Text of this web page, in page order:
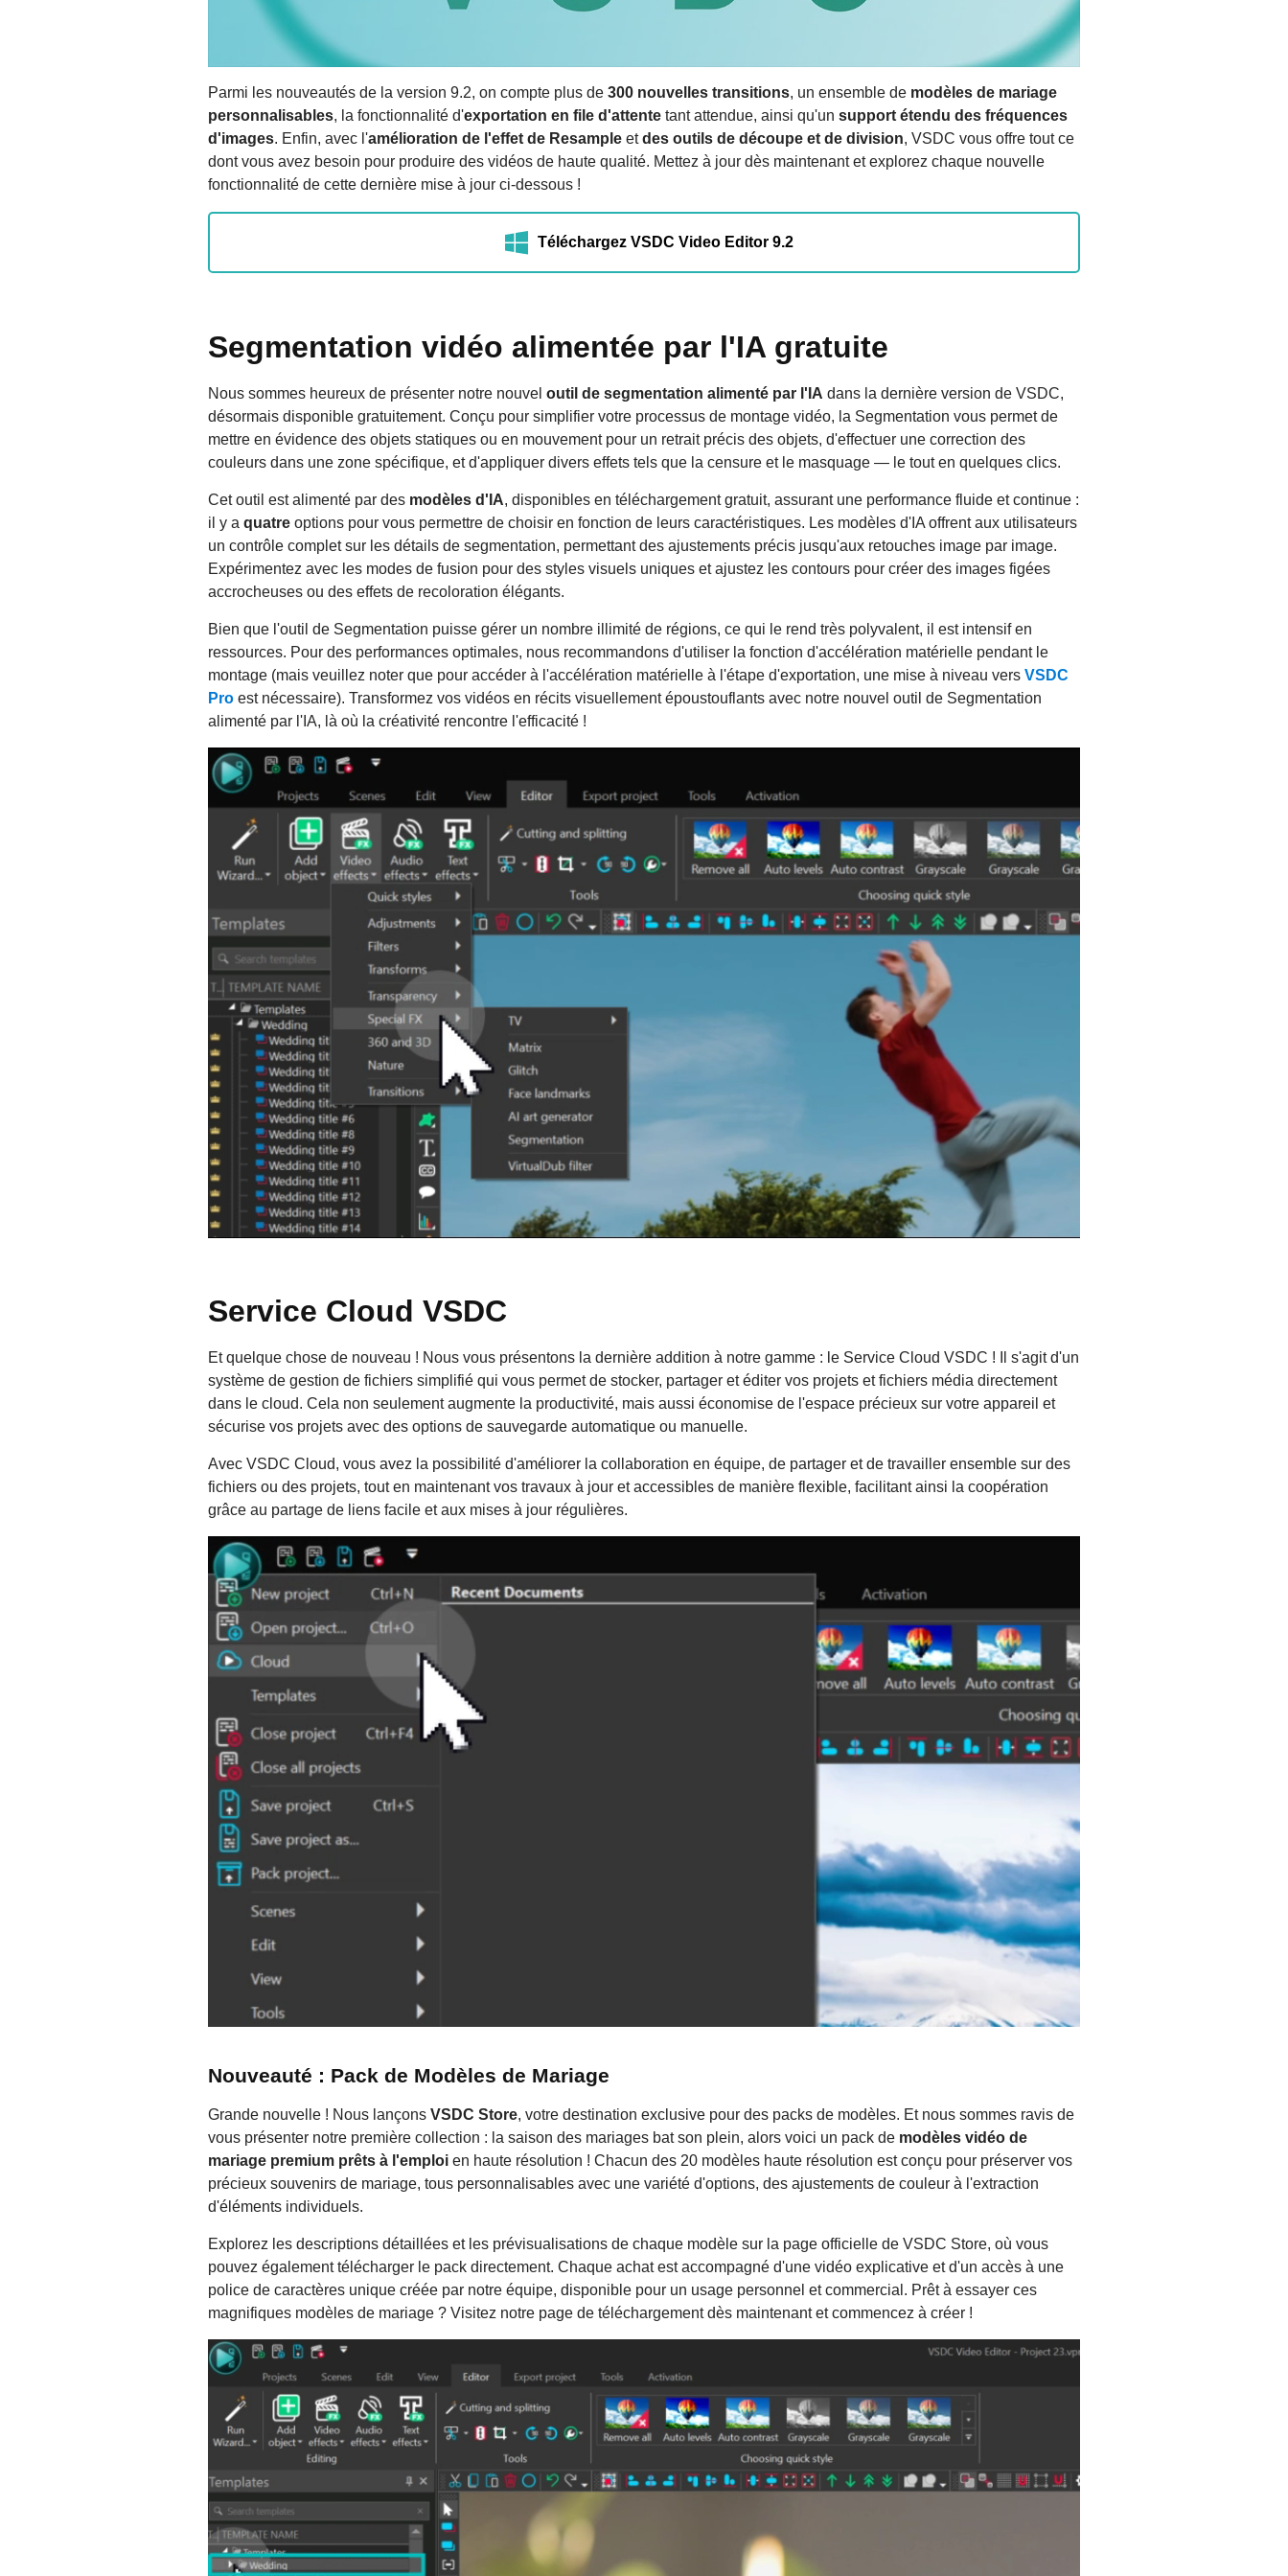
Parmi les nouveautés de la version 9.2, on compte plus de 300 nouvelles transitions, un ensemble de modèles de mariage
personnalisables, la fonctionnalité d'exportation en file d'attente tant attendue, ainsi qu'un support étendu des fréquences
d'images. Enfin, avec l'amélioration de l'effet de Resample etdes outils de découpe et de division, VSDC vous offre tout ce
dont vous avez besoin pour produire des vidéos de haute qualité. Mettez à jour dès maintenant et explorez chaque nouvelle
fonctionnalité de cette dernière mise à jour ci-dessous !
Téléchargez VSDC Video Editor 9.2
Segmentation vidéo alimentée par l'IA gratuite
Nous sommes heureux de présenter notre nouvel outil de segmentation alimenté par l'IA dans la dernière version de VSDC,
désormais disponible gratuitement. Conçu pour simplifier votre processus de montage vidéo, la Segmentation vous permet de
mettre en évidence des objets statiques ou en mouvement pour un retrait précis des objets, d'effectuer une correction des
couleurs dans une zone spécifique, et d'appliquer divers effets tels que la censure et le masquage — le tout en quelques clics.
Cet outil est alimenté par des modèles d'IA, disponibles en téléchargement gratuit, assurant une performance fluide et continue :
il y a quatre options pour vous permettre de choisir en fonction de leurs caractéristiques. Les modèles d'IA offrent aux utilisateurs
un contrôle complet sur les détails de segmentation, permettant des ajustements précis jusqu'aux retouches image par image.
Expérimentez avec les modes de fusion pour des styles visuels uniques et ajustez les contours pour créer des images figées
accrocheuses ou des effets de recoloration élégants.
Bien que l'outil de Segmentation puisse gérer un nombre illimité de régions, ce qui le rend très polyvalent, il est intensif en
ressources. Pour des performances optimales, nous recommandons d'utiliser la fonction d'accélération matérielle pendant le
montage (mais veuillez noter que pour accéder à l'accélération matérielle à l'étape d'exportation, une mise à niveau vers VSDC
Pro est nécessaire). Transformez vos vidéos en récits visuellement époustouflants avec notre nouvel outil de Segmentation
alimenté par l'IA, là où la créativité rencontre l'efficacité !
Service Cloud VSDC
Et quelque chose de nouveau ! Nous vous présentons la dernière addition à notre gamme : le Service Cloud VSDC ! Il s'agit d'un
système de gestion de fichiers simplifié qui vous permet de stocker, partager et éditer vos projets et fichiers média directement
dans le cloud. Cela non seulement augmente la productivité, mais aussi économise de l'espace précieux sur votre appareil et
sécurise vos projets avec des options de sauvegarde automatique ou manuelle.
Avec VSDC Cloud, vous avez la possibilité d'améliorer la collaboration en équipe, de partager et de travailler ensemble sur des
fichiers ou des projets, tout en maintenant vos travaux à jour et accessibles de manière flexible, facilitant ainsi la coopération
grâce au partage de liens facile et aux mises à jour régulières.
Nouveauté : Pack de Modèles de Mariage
Grande nouvelle ! Nous lançons VSDC Store, votre destination exclusive pour des packs de modèles. Et nous sommes ravis de
vous présenter notre première collection : la saison des mariages bat son plein, alors voici un pack de modèles vidéo de
mariage premium prêts à l'emploi en haute résolution ! Chacun des 20 modèles haute résolution est conçu pour préserver vos
précieux souvenirs de mariage, tous personnalisables avec une variété d'options, des ajustements de couleur à l'extraction
d'éléments individuels.
Explorez les descriptions détaillées et les prévisualisations de chaque modèle sur la page officielle de VSDC Store, où vous
pouvez également télécharger le pack directement. Chaque achat est accompagné d'une vidéo explicative et d'un accès à une
police de caractères unique créée par notre équipe, disponible pour un usage personnel et commercial. Prêt à essayer ces
magnifiques modèles de mariage ? Visitez notre page de téléchargement dès maintenant et commencez à créer !